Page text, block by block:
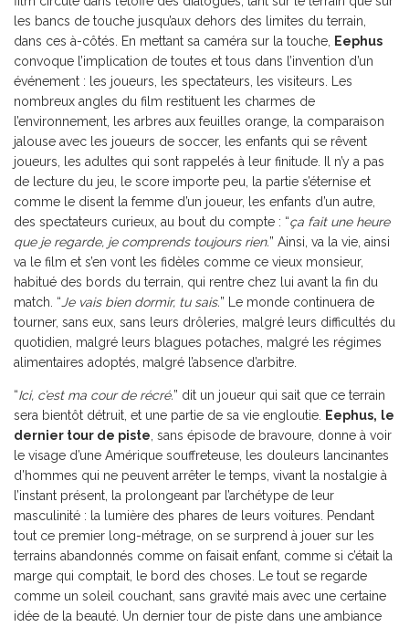
les bancs de touche jusqu’aux dehors des limites du terrain,
dans ces à-côtés. En mettant sa caméra sur la touche,
Eephus
convoque l’implication de toutes et tous dans l’invention d’un
événement : les joueurs, les spectateurs, les visiteurs. Les
nombreux angles du film restituent les charmes de
l’environnement, les arbres aux feuilles orange, la comparaison
jalouse avec les joueurs de soccer, les enfants qui se rêvent
joueurs, les adultes qui sont rappelés à leur finitude. Il n’y a pas
de lecture du jeu, le score importe peu, la partie s’éternise et
comme le disent la femme d’un joueur, les enfants d’un autre,
des spectateurs curieux, au bout du compte : “ça fait une heure
que je regarde, je comprends toujours rien.” Ainsi, va la vie, ainsi
va le film et s’en vont les fidèles comme ce vieux monsieur,
habitué des bords du terrain, qui rentre chez lui avant la fin du
match. “ Je vais bien dormir, tu sais.” Le monde continuera de
tourner, sans eux, sans leurs drôleries, malgré leurs difficultés du
quotidien, malgré leurs blagues potaches, malgré les régimes
alimentaires adoptés, malgré l’absence d’arbitre.
“Ici, c’est ma cour de récré.” dit un joueur qui sait que ce terrain
sera bientôt détruit, et une partie de sa vie engloutie.
Eephus, le
dernier tour de piste , sans épisode de bravoure, donne à voir
le visage d’une Amérique souffreteuse, les douleurs lancinantes
d’hommes qui ne peuvent arrêter le temps, vivant la nostalgie à
l’instant présent, la prolongeant par l’archétype de leur
masculinité : la lumière des phares de leurs voitures. Pendant
tout ce premier long-métrage, on se surprend à jouer sur les
terrains abandonnés comme on faisait enfant, comme si c’était la
marge qui comptait, le bord des choses. Le tout se regarde
comme un soleil couchant, sans gravité mais avec une certaine
idée de la beauté. Un dernier tour de piste dans une ambiance